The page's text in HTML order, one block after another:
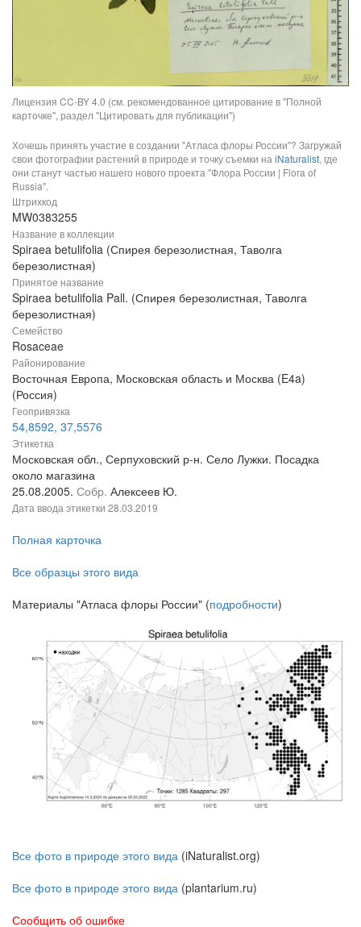
Лицензия CC-BY 4.0 (см. рекомендованное цитирование в "Полной
карточке", раздел "Цитировать для публикации")
Хочешь принять участие в создании "Атласа флоры России"? Загружай
свои фотографии растений в природе и точку съемки на iNaturalist, где
они станут частью нашего нового проекта "Флора России | Flora of
Russia".
Штрихкод
MW0383255
Название в коллекции
Spiraea betulifolia (Спирея березолистная, Таволга
березолистная)
Принятое название
Spiraea betulifolia Pall. (Спирея березолистная, Таволга
березолистная)
Семейство
Rosaceae
Районирование
Восточная Европа, Московская область и Москва (E4a)
(Россия)
Геопривязка
54,8592, 37,5576
Этикетка
Московская обл., Серпуховский р-н. Село Лужки. Посадка
около магазина
25.08.2005. Собр. Алексеев Ю.
Дата ввода этикетки 28.03.2019
Полная карточка
Все образцы этого вида
Материалы "Атласа флоры России" (подробности)
Все фото в природе этого вида (iNaturalist.org)
Все фото в природе этого вида (plantarium.ru)
Сообщить об ошибке